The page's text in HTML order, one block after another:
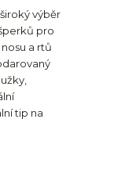
výběr
pro
a rtů
tip na